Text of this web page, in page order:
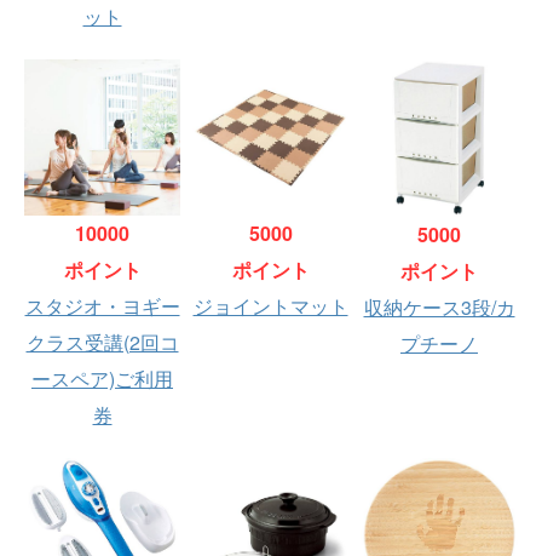
ット
10000
ポイント
スタジオ・ヨギー
クラス受講(2回コ
ースペア)ご利用
券
5000
ポイント
ジョイントマット
5000
ポイント
収納ケース3段/カ
プチーノ